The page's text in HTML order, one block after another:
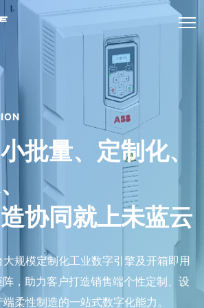
批量、定制化、
协同就上未蓝云
规模定制化工业数字引擎及开箱即用
，助力客户打造销售端个性定制、设
柔性制造的一站式数字化能力。